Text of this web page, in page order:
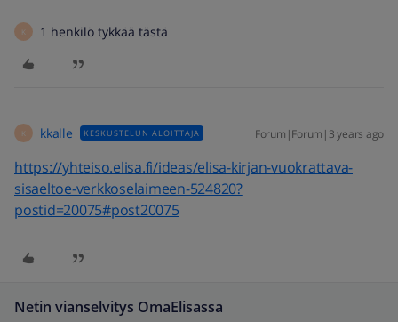
K 1 henkilö tykkää tästä
K kkalle KESKUSTELUN ALOITTAJA Forum|Forum|3 years ago
https://yhteiso.elisa.fi/ideas/elisa-kirjan-vuokrattava-
sisaeltoe-verkkoselaimeen-524820?
postid=20075#post20075
Netin vianselvitys OmaElisassa